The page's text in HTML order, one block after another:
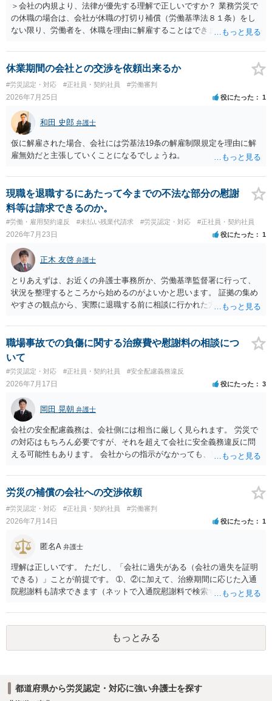
＞会社の内規より、法律が優先する理解で正しいですか？ 業務労災で
の休職の場合は、会社が休職の打切り補償（労働基準法８１条）をし
ない限り、労働者を、休職を理由に解雇することはできません（労働
期間満了による退職は、業務労災への適用はありませんので、ご安心
ください。 仮に会社が打切り補償をせずに解雇した場合は、不当解雇
に、受け取れる金銭はありますでしょうか？ 業務労災の場合は、会社
の安全配慮義務違反が認められると解されますので、会社の損害賠償
責任（治療費、通院慰謝料、入院費、入院慰謝料、後遺障害慰謝料、
逸失利益等）が認められる可能性が高いと思われます。 また、業務労
災での第三者行為傷害（同僚の不注意等による事故）の場合は、当該
第三者の賠償責任も考えられます。 労災で支払われた分は、損害額か
ら控除（損益相殺）されますが、それを超えた部分は、会社もしく
は、第三者から支払ってもらうことになります。 会社等との交渉が必
要になると思います（良い会社でしたら、自ら話してくると思います
が・・・）。極めて専門的な話ですので、詳細もしくは対応を最寄り
の弁護士にご相談ください。 以上、ご参考まで。
休業期間の会社との交渉を依頼出来るか
#労災認定・対応 #正社員・契約社員 #労働審判
2026年7月25日 役にたった 1
和田 史郎 弁護士
仮に解雇された場合、会社には労基法19条の解雇制限規定を理由に解
雇無効だと主張していくことになるでしょうね。
現職を退職するにあたって今までの不法な部分の慰謝
料等は請求できるのか。
#労働・雇用契約違反 #未払い残業代請求 #労災認定・対応 #正社員・契約社員
2026年7月23日 役にたった 1
正木 友啓 弁護士
とりあえずは、お近くの弁護士事務所か、労働基準監督署に行って、
状況を整理するところから始めるのがよいかと思います。 証拠の集め
やすさの観点から、実際に退職する前に相談に行かれた方がよいかと
職場事故での負傷に関する治療費や慰謝料の相談につ
いて
#労災認定・対応 #正社員・契約社員 #安全配慮義務違反
2026年7月17日 役にたった 3
岡田 晃朝 弁護士
会社の安全配慮義務は、会社側には相当に厳しく見られます。 労災で
の対応はもちろん必要ですが、それを超えて会社に安全義務違反に問
える可能性もあります。 会社からの指示がなかっても、逆に危険な作
実地指導をしていないことが問題になった事例もあります。ですの
で、指示が無ければ免責されるわけではありません。責任追及の交渉
労災の補償の会社への交渉依頼
#労災認定・対応 #正社員・契約社員 #労働審判
2026年7月14日 役にたった 1
匿名A 弁護士
理解は正しいです。 ただし、「会社に過失がある（会社の過失を証明
できる）」ことが前提です。 ➀、②に加えて、治療期間に応じた入通
院慰謝料も請求できます（ネットで入通院慰謝料で検索すると詳しい
後遺障害慰謝料も請求できます。これらは後遺障害の等級、あなたの
収入、年齢等で大きく変わりますので一般的にいくらとは言えませ
ん。 弁護士に依頼する費用はそれぞれの弁護士で異なるので個別に聞
いてみるしかありませんが、旧日弁連規準を使った着手金・成功報酬
弁護士に直接面談で相談されることをお勧めします。
もっとみる
都道府県から労災認定・対応に強い弁護士を探す